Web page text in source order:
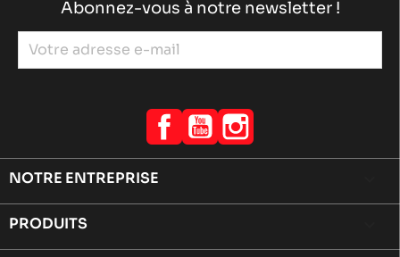
Abonnez-vous à notre newsletter !
Facebook
YouTube
NOTRE ENTREPRISE
PRODUITS